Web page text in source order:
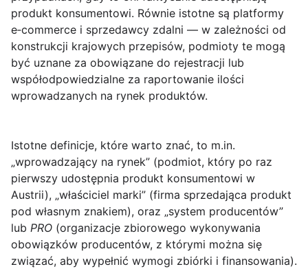
produkt konsumentowi. Równie istotne są platformy
e‑commerce i sprzedawcy zdalni — w zależności od
konstrukcji krajowych przepisów, podmioty te mogą
być uznane za obowiązane do rejestracji lub
współodpowiedzialne za raportowanie ilości
wprowadzanych na rynek produktów.
Istotne definicje, które warto znać, to m.in.
„wprowadzający na rynek” (podmiot, który po raz
pierwszy udostępnia produkt konsumentowi w
Austrii), „właściciel marki” (firma sprzedająca produkt
pod własnym znakiem), oraz „system producentów”
lub PRO (organizacje zbiorowego wykonywania
obowiązków producentów, z którymi można się
związać, aby wypełnić wymogi zbiórki i finansowania).